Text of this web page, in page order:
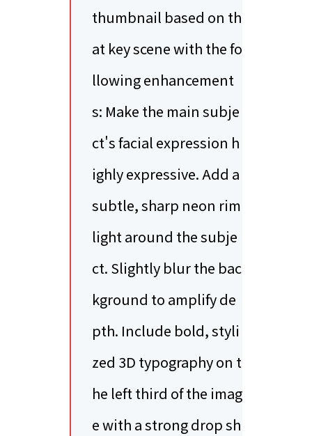
thumbnail based on th
at key scene with the fo
llowing enhancement
s: Make the main subje
ct's facial expression h
ighly expressive. Add a
subtle, sharp neon rim
light around the subje
ct. Slightly blur the bac
kground to amplify de
pth. Include bold, styli
zed 3D typography on t
he left third of the imag
e with a strong drop sh